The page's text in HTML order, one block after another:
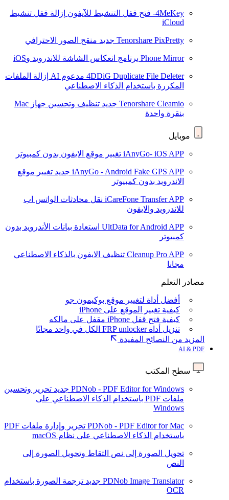
4MeKey- فتح قفل التنشيط للآيفون
إزالة قفل تنشيط
iCloud
Tenorshare PixPretty جديد منقح الصور الاحترافي
Phone Mirror برنامج انعكاس الشاشة للاندرويد وiOS
4DDiG Duplicate File Deleter مدعوم AI
إزالة الملفات
المكررة باستخدام الذكاء الاصطناعي
Tenorshare Cleamio جديد
تنظيف وتحسين جهاز Mac
بنقرة واحدة
موبايل
iAnyGo- iOS APP تغيير موقع الايفون بدون كمبيوتر
iAnyGo - Android Fake GPS APP جديد تغيير موقع
الاندرويد بدون كمبيوتر
iCareFone Transfer APP نقل محادثات الواتس اب
للاندرويد والايفون
UltData for Android APP استعادة بيانات الأندرويد بدون
كمبيوتر
Cleanup Pro APP تنظيف الايفون بالذكاء الاصطناعي
مجانا
مصادر التعلم
أفضل أداة لتغيير موقع بوكيمون جو
كيفية تغيير الموقع على iPhone
كيفية فتح قفل iPhone مقفل على مالكه
تنزيل أداة FRP unlocker الكل في واحد مجانًا
المزيد من النصائح المفيدة
AI & PDF
سطح المكتب
PDNob - PDF Editor for Windows جديد تحرير وتحسين
ملفات PDF باستخدام الذكاء الاصطناعي على
Windows
PDNob - PDF Editor for Mac
تحرير وإدارة ملفات PDF
باستخدام الذكاء الاصطناعي على نظام macOS
تحويل الصورة إلى نص التقاط وتحويل الصورة إلى
النص
PDNob Image Translator جديد ترجمة الصورة باستخدام
OCR